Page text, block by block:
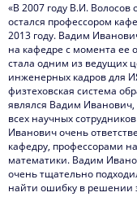
«В 2007 году В.И.
остался профессором
2013 году. Вадим
на кафедре с момента ее
стала одним из ведущих
инженерных кадров для
физтеховская система
являлся Вадим Иванович,
всех научных
Иванович очень
кафедру, профессорами
математики. Вадим
очень тщательно
найти ошибку в решении